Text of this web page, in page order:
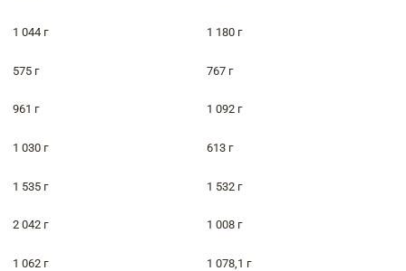
1 044 г 1 180 г
575 г 767 г
961 г 1 092 г
1 030 г 613 г
1 535 г 1 532 г
2 042 г 1 008 г
1 062 г 1 078,1 г